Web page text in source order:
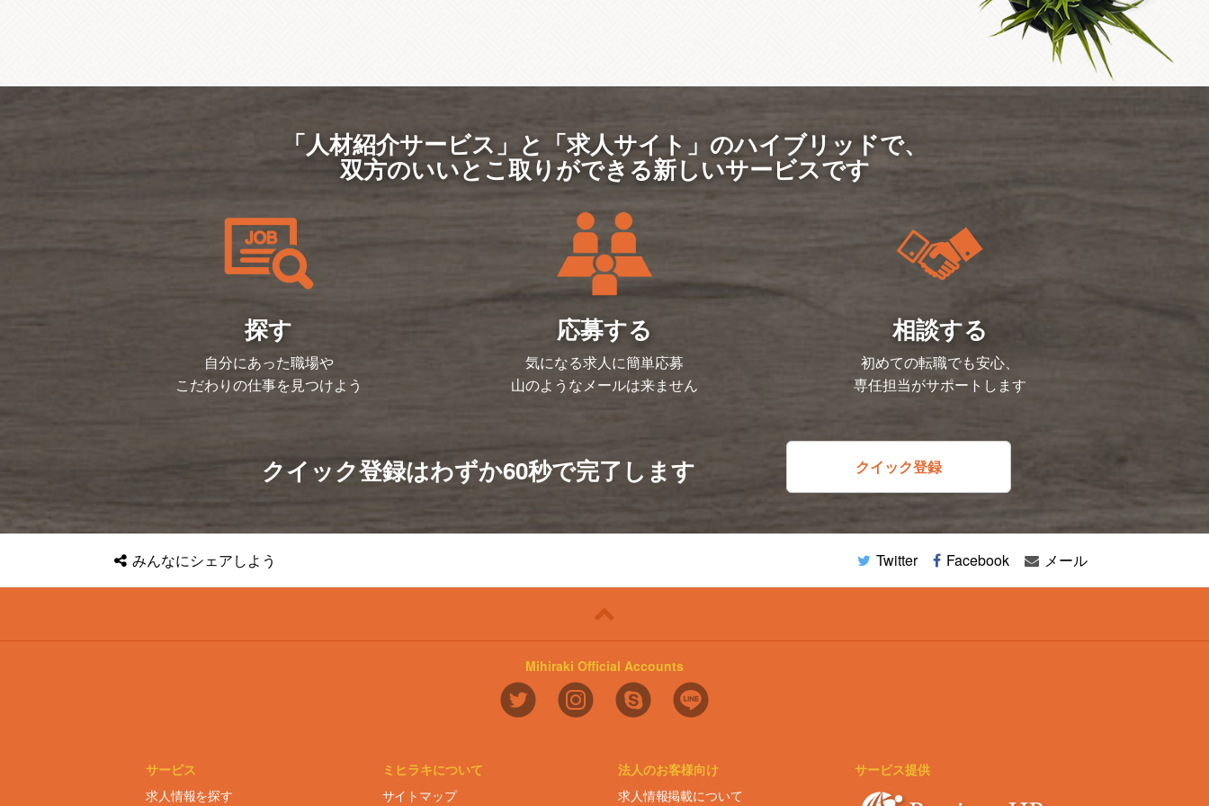
「人材紹介サービス」と「求人サイト」のハイブリッドで、
双方のいいとこ取りができる新しいサービスです
探す
自分にあった職場や
こだわりの仕事を見つけよう
応募する
気になる求人に簡単応募
山のようなメールは来ません
相談する
初めての転職でも安心、
専任担当がサポートします
クイック登録はわずか60秒で完了します クイック登録
みんなにシェアしよう Twitter Facebook メール
Mihiraki Official Accounts
サービス
求人情報を探す
ミヒラキについて
サイトマップ
法人のお客様向け
求人情報掲載について
サービス提供